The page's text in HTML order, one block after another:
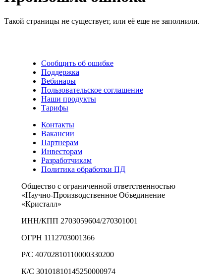
Такой страницы не существует, или её еще не заполнили.
Сообщить об ошибке
Поддержка
Вебинары
Пользовательское соглашение
Наши продукты
Тарифы
Контакты
Вакансии
Партнерам
Инвесторам
Разработчикам
Политика обработки ПД
Общество с ограниченной ответственностью
«Научно-Производственное Объединение
«Кристалл»
ИНН/КПП 2703059604/270301001
ОГРН 1112703001366
Р/С 40702810110000330200
К/С 30101810145250000974